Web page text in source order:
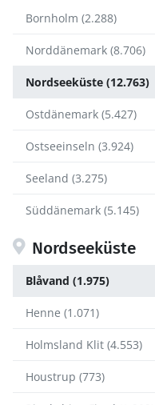
Bornholm (2.288)
Norddänemark (8.706)
Nordseeküste (12.763)
Ostdänemark (5.427)
Ostseeinseln (3.924)
Seeland (3.275)
Süddänemark (5.145)
Nordseeküste
Blåvand (1.975)
Henne (1.071)
Holmsland Klit (4.553)
Houstrup (773)